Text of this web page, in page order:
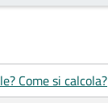
Come si calcola?